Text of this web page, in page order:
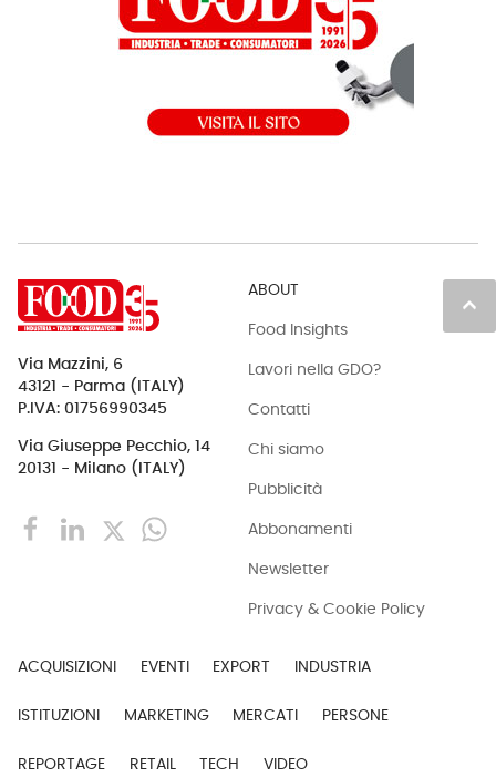
keyboard_arrow_up
Via Mazzini, 6
43121 - Parma (ITALY)
P.IVA: 01756990345
Via Giuseppe Pecchio, 14
20131 - Milano (ITALY)
ABOUT
Food Insights
Lavori nella GDO?
Contatti
Chi siamo
Pubblicità
Abbonamenti
Newsletter
Privacy & Cookie Policy
ACQUISIZIONI EVENTI EXPORT INDUSTRIA
ISTITUZIONI MARKETING MERCATI PERSONE
REPORTAGE RETAIL TECH VIDEO